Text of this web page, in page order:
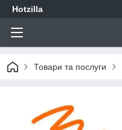
Hotzilla
Товари та послуги